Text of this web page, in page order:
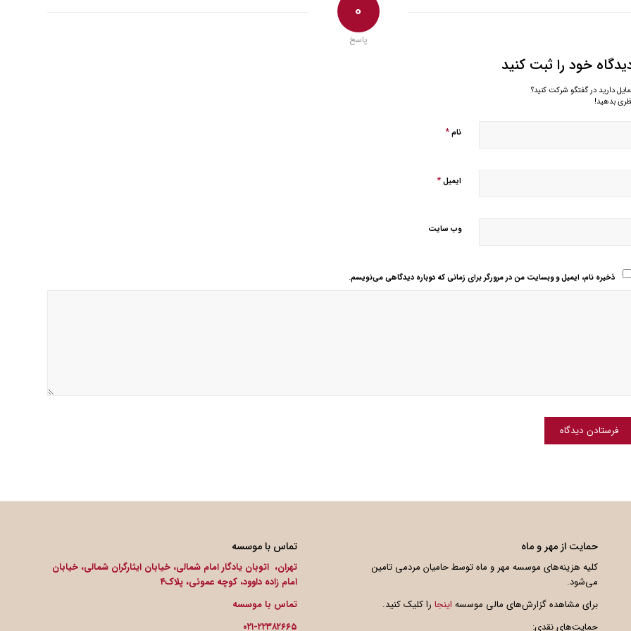
0
پاسخ
خود را ثبت کنید
دارید در گفتگو شرکت کنید؟
بدهید!
نام*
ایمیل*
وب‌ سایت
ذخیره نام، ایمیل و وبسایت من در مرورگر برای زمانی که دوباره دیدگاهی می‌نویسم.
حمایت از مهر و ماه
کلیه هزینه‌های موسسه مهر و ماه توسط حامیان مردمی تامین
می‌شود.
برای مشاهده گزارش‌های مالی موسسه اینجارا کلیک کنید.
حمایت‌های نقدی:
تماس با موسسه
تهران، اتوبان یادگار امام شمالی، خیابان ایثارگران شمالی، خیابان
امام زاده داوود، کوچه عموئی، پلاک۴
تماس با موسسه
۰۲۱-۲۲۳۸۲۶۶۵